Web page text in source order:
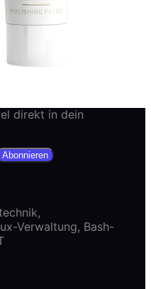
direkt in dein
Abonnieren
Verwaltung, Bash-